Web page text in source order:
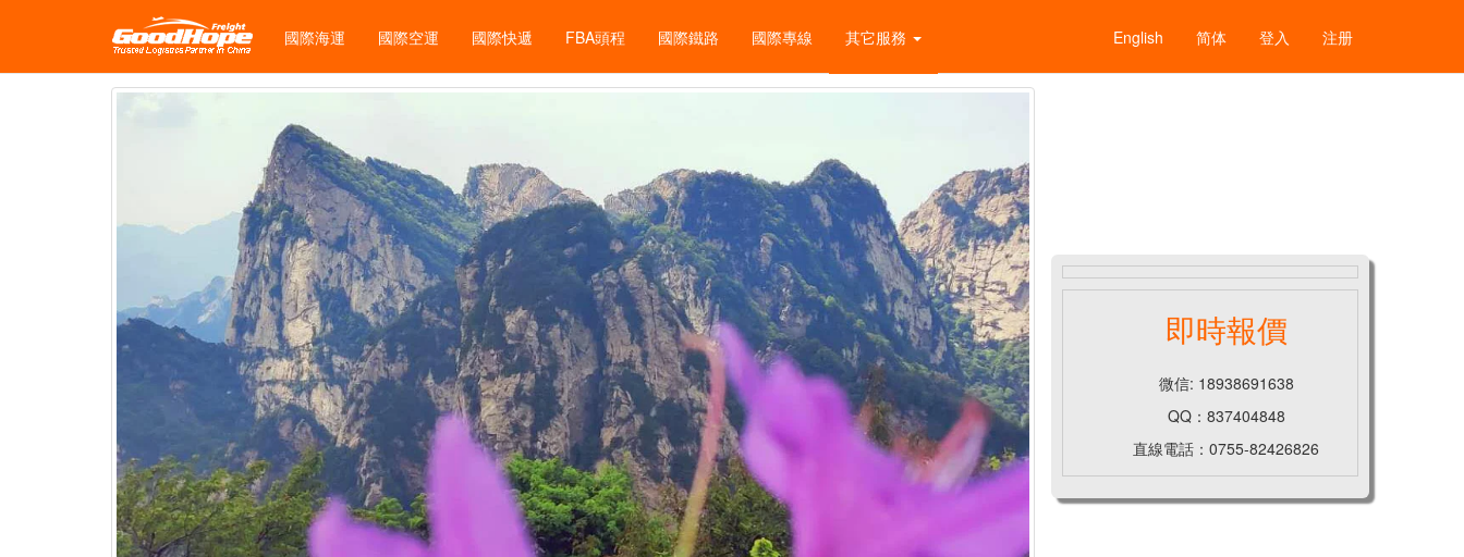
國際海運 國際空運 國際快遞 FBA頭程 國際鐵路 國際專線 其它服務 English 简体 登入 注册
即時報價
微信: 18938691638
QQ：837404848
直線電話：0755-82426826